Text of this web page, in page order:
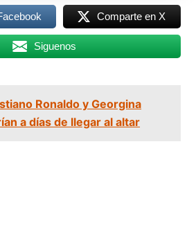
Comparte en X
Siguenos
Ronaldo y Georgina
a días de llegar al altar